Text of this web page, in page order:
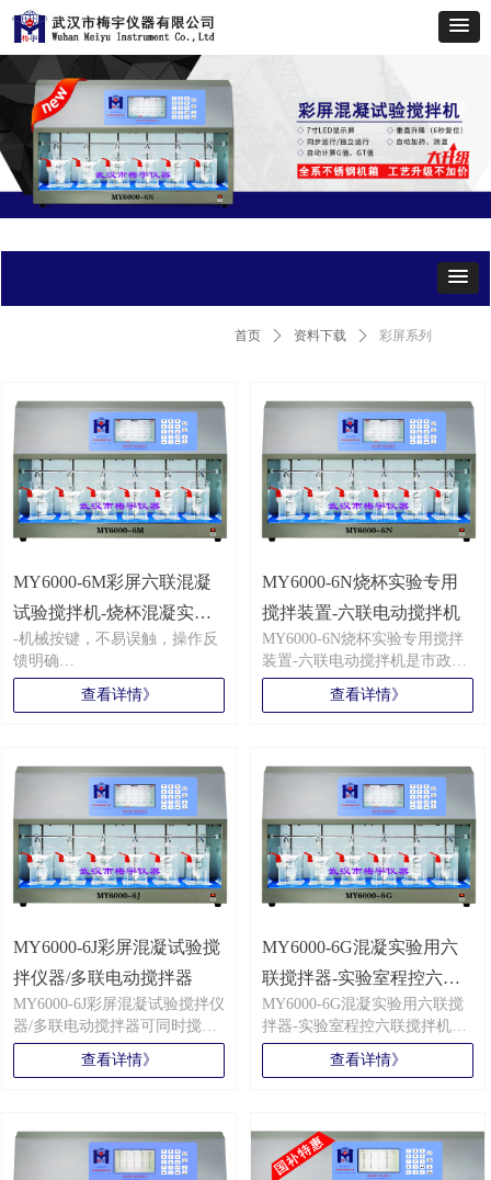
MY6000-6M彩屏六联混凝
试验搅拌机-烧杯混凝实验
专用仪器
-机械按键，不易误触，操作反
馈明确
-智能微控系统可自由编程和储
存30组程序，二次调用更方便
-垂直升降，更容易利于絮凝矾
花的形成
-实现自动加药、自动测温、自
动计算GT值及同步/异步等多元
化运行模式
-搅拌轴连接步进电机驱动，不
易损坏，耐用性强
查看详情》
MY6000-6N烧杯实验专用
搅拌装置-六联电动搅拌机
MY6000-6N烧杯实验专用搅拌
装置-六联电动搅拌机是市政水
处理工程采购产品，是一款功
能完善混合搅拌装置，不锈钢
动，可控转速范围10~1200，运
行平稳，计数准，六根搅拌头
垂直升降，无级变速10次，是
一种可以满足各种水处理工艺
流程需要微电脑控制运行、加
药、测温、GT值计算等多项程
序，中英文双系统自由切换适
设计优势运行稳定，使用方
便。
MY6000-6N烧杯实验专用搅拌
装置-六联电动搅拌机突出特
点：
★、搅拌轴自动垂直升降设计
★、7寸彩色LED屏数据显示清
便，免维护
★、中文/英文双系统界面切换
查看详情》
MY6000-6J彩屏混凝试验搅
拌仪器/多联电动搅拌器
MY6000-6J彩屏混凝试验搅拌仪
器/多联电动搅拌器可同时搅拌
多个搅拌试验杯的多联搅拌设
备，单次搅拌容量达3L~12L,属
降，微电脑编程22种程序，多
根搅拌轴可同步运行或者异步
查看详情》
MY6000-6G混凝实验用六
联搅拌器-实验室程控六联
搅拌机装置
MY6000-6G混凝实验用六联搅
拌器-实验室程控六联搅拌机装
置是种构造简易，操作简单的
混凝搅拌仪器，被广泛应用于
便、运行稳定，7寸LED彩色液
晶屏实时动态显示实验数据，
查看详情》
首页 ꄲ 资料下载 ꄲ 彩屏系列